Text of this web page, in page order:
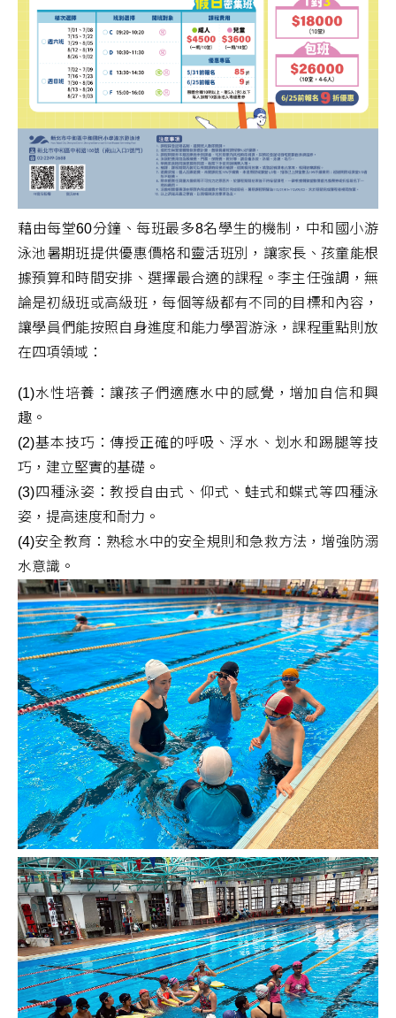
藉由每堂60分鐘、每班最多8名學生的機制，中和國小游
泳池暑期班提供優惠價格和靈活班別，讓家長、孩童能根
據預算和時間安排、選擇最合適的課程。李主任強調，無
論是初級班或高級班，每個等級都有不同的目標和內容，
讓學員們能按照自身進度和能力學習游泳，課程重點則放
在四項領域：
(1)水性培養：讓孩子們適應水中的感覺，增加自信和興
趣。
(2)基本技巧：傳授正確的呼吸、浮水、划水和踢腿等技
巧，建立堅實的基礎。
(3)四種泳姿：教授自由式、仰式、蛙式和蝶式等四種泳
姿，提高速度和耐力。
(4)安全教育：熟稔水中的安全規則和急救方法，增強防溺
水意識。